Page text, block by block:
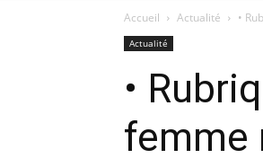
Accueil Actualité •
Actualité
•
femme